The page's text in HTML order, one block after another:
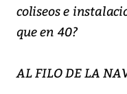
coliseos e
que en 40?
AL FILO DE LA